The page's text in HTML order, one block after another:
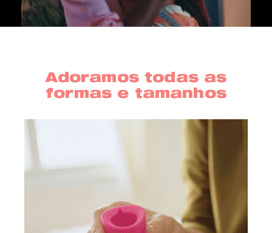
Adoramos todas as
formas e tamanhos